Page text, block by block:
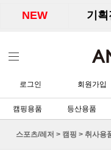
NEW 기획
로그인 회원가입
캠핑용품 등산용품
스포츠/레저 > 캠핑 > 취사용